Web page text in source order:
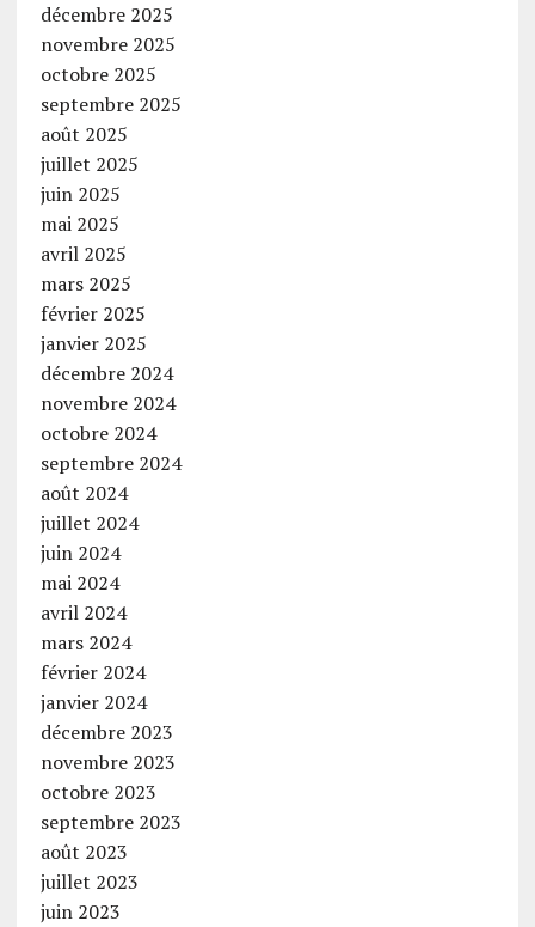
décembre 2025
novembre 2025
octobre 2025
septembre 2025
août 2025
juillet 2025
juin 2025
mai 2025
avril 2025
mars 2025
février 2025
janvier 2025
décembre 2024
novembre 2024
octobre 2024
septembre 2024
août 2024
juillet 2024
juin 2024
mai 2024
avril 2024
mars 2024
février 2024
janvier 2024
décembre 2023
novembre 2023
octobre 2023
septembre 2023
août 2023
juillet 2023
juin 2023